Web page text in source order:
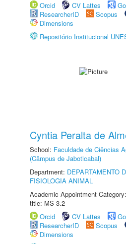
Orcid
CV Lattes
ResearcherID
Scopus
Dimensions
Repositório Institucional
Cyntia Peralta de
School: Faculdade de Ciências
(Câmpus de Jaboticabal)
Department: DEPARTAMENTO
FISIOLOGIA ANIMAL
Academic Appointment
title: MS-3.2
Orcid
CV Lattes
ResearcherID
Scopus
Dimensions